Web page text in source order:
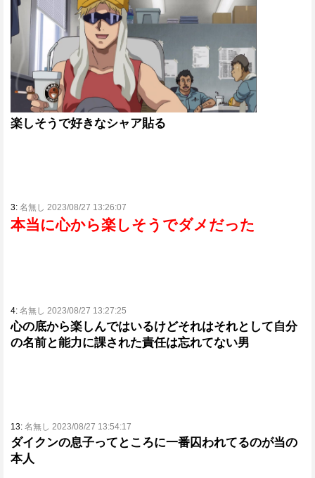
楽しそうで好きなシャア貼る
3: 名無し 2023/08/27 13:26:07
本当に心から楽しそうでダメだった
4: 名無し 2023/08/27 13:27:25
心の底から楽しんではいるけどそれはそれとして自分
の名前と能力に課された責任は忘れてない男
13: 名無し 2023/08/27 13:54:17
ダイクンの息子ってところに一番囚われてるのが当の
本人